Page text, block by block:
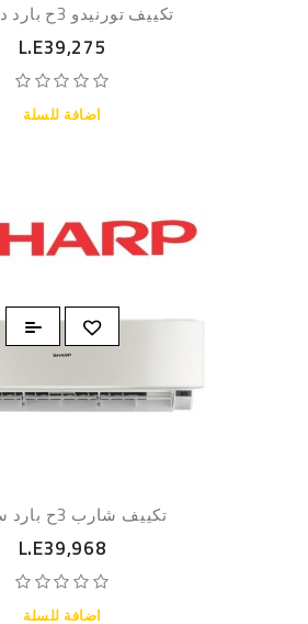
تكييف تورنيدو 3ح بارد ديجيتال
L.E39,275
اضافة للسلة
تكييف شارب 3ح بارد ستاندر
L.E39,968
اضافة للسلة